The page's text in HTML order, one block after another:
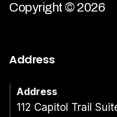
Copyright © 2026
Address
Address
112 Capitol Trail